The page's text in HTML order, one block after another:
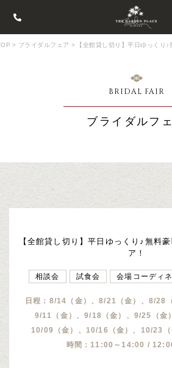
> ブライダルフェア > 【全館貸し切り】平日ゆっくり
BRIDAL FAIR
ブライダルフ
【全館貸し切り】平日ゆっくり♪無料
ア！
相談会 試食会 会場コーディ
日程：8/14（金）、8/21（金）、8/28
9/11（金）、9/18（金）、9/25（金
10/09（金）、10/16（金）、10/23（
時間：11:00～14:00 /